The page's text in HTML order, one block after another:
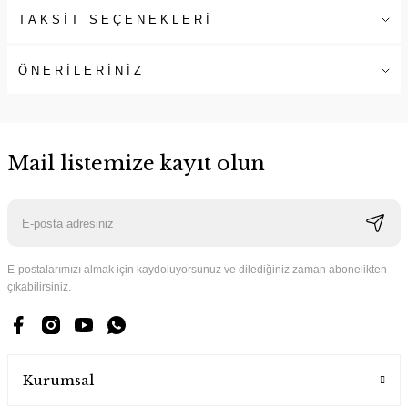
TAKSİT SEÇENEKLERİ
ÖNERİLERİNİZ
Mail listemize kayıt olun
E-postalarımızı almak için kaydoluyorsunuz ve dilediğiniz zaman abonelikten
çıkabilirsiniz.
Kurumsal